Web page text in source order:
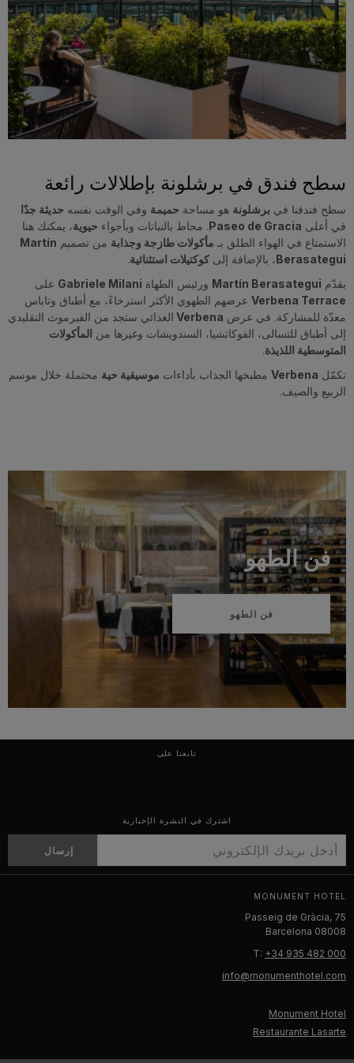
سطح فندق في برشلونة بإطلالات رائعة
سطح فندقنا في برشلونة هو مساحة حميمة وفي الوقت نفسه حديثة جدًا
في أعلى Paseo de Gracia. محاط بالنباتات وبأجواء حيوية، يمكنك هنا
الاستمتاع في الهواء الطلق بـ مأكولات طازجة وجذابة من تصميم Martín
Berasategui، بالإضافة إلى كوكتيلات استثنائية.
يقدّم Martín Berasategui ورئيس الطهاة Gabriele Milani على
Verbena Terrace عرضهم الطهوي الأكثر استرخاءً، مع أطباق وتاباس
معدّة للمشاركة. في عرض Verbena الغذائي ستجد من الفيرموث التقليدي
إلى أطباق للتسالى، الفوكاتشيا، السندويشات وغيرها من المأكولات
المتوسطية اللذيذة.
تكمّل Verbena مطبخها الجذاب بأداءات موسيقية حية محتملة خلال موسم
الربيع والصيف.
فن الطهو
فن الطهو
تابعنا على
اشترك في النشرة الإخبارية
إرسال
MONUMENT HOTEL
Passeig de Gràcia, 75
08008 Barcelona
T: +34 935 482 000
info@monumenthotel.com
Monument Hotel
Restaurante Lasarte